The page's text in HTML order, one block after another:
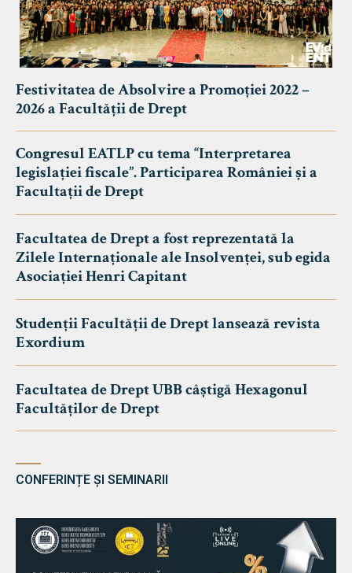
Festivitatea de Absolvire a Promoției 2022 –
2026 a Facultății de Drept
Congresul EATLP cu tema “Interpretarea
legislației fiscale”. Participarea României și a
Facultații de Drept
Facultatea de Drept a fost reprezentată la
Zilele Internaționale ale Insolvenței, sub egida
Asociației Henri Capitant
Studenții Facultății de Drept lansează revista
Exordium
Facultatea de Drept UBB câștigă Hexagonul
Facultăților de Drept
CONFERINȚE ȘI SEMINARII